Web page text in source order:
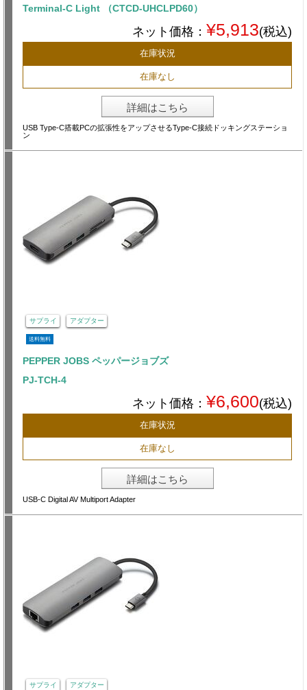
Terminal-C Light （CTCD-UHCLPD60）
ネット価格： ¥5,913(税込)
在庫状況
在庫なし
詳細はこちら
USB Type-C搭載PCの拡張性をアップさせるType-C接続ドッキングステーショ
ン
サプライ アダプター
送料無料
PEPPER JOBS ペッパージョブズ
PJ-TCH-4
ネット価格： ¥6,600(税込)
在庫状況
在庫なし
詳細はこちら
USB-C Digital AV Multiport Adapter
サプライ アダプター